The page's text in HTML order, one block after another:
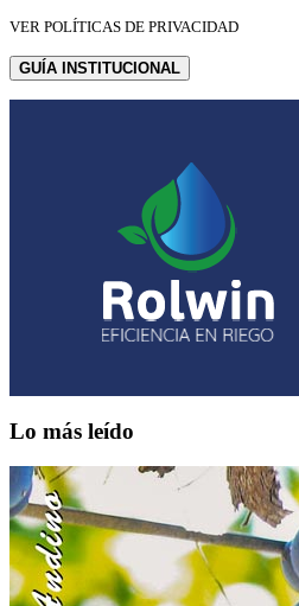
VER POLÍTICAS DE PRIVACIDAD
GUÍA INSTITUCIONAL
Lo más leído